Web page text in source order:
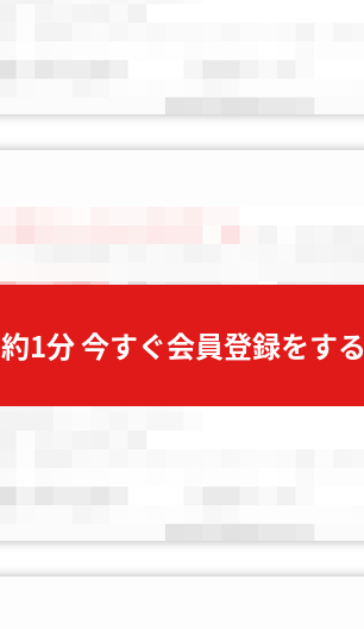
約1分 今すぐ会員登録をする